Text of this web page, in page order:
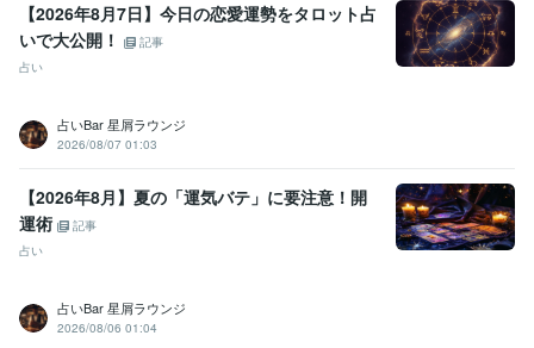
【2026年8月7日】今日の恋愛運勢をタロット占
いで大公開！
記事
占い
占いBar 星屑ラウンジ
2026/08/07 01:03
【2026年8月】夏の「運気バテ」に要注意！開
運術
記事
占い
占いBar 星屑ラウンジ
2026/08/06 01:04